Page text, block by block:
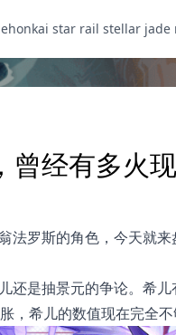
honkai star rail stellar jade
曾经有多火
罗斯的角色，今天就来
还是抽景元的争论。希
，希儿的数值现在完全不